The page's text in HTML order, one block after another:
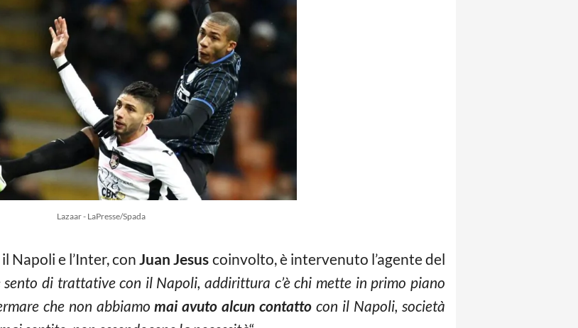
Lazaar - LaPresse/Spada
Napoli e l’Inter, conJuan Jesus coinvolto, è intervenuto l’agente del
sento di trattative con il Napoli, addirittura c’è chi mette in primo piano
che non abbiamomai avuto alcun contatto con il Napoli, società